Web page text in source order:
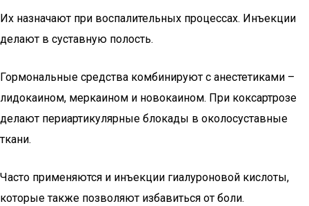
Их назначают при воспалительных процессах. Инъекции
делают в суставную полость.
Гормональные средства комбинируют с анестетиками –
лидокаином, меркаином и новокаином. При коксартрозе
делают периартикулярные блокады в околосуставные
ткани.
Часто применяются и инъекции гиалуроновой кислоты,
которые также позволяют избавиться от боли.